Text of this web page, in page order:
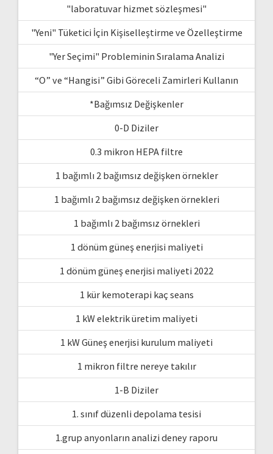
"laboratuvar hizmet sözleşmesi"
"Yeni" Tüketici İçin Kişiselleştirme ve Özelleştirme
"Yer Seçimi" Probleminin Sıralama Analizi
“O” ve “Hangisi” Gibi Göreceli Zamirleri Kullanın
*Bağımsız Değişkenler
0-D Diziler
0.3 mikron HEPA filtre
1 bağımlı 2 bağımsız değişken örnekler
1 bağımlı 2 bağımsız değişken örnekleri
1 bağımlı 2 bağımsız örnekleri
1 dönüm güneş enerjisi maliyeti
1 dönüm güneş enerjisi maliyeti 2022
1 kür kemoterapi kaç seans
1 kW elektrik üretim maliyeti
1 kW Güneş enerjisi kurulum maliyeti
1 mikron filtre nereye takılır
1-B Diziler
1. sınıf düzenli depolama tesisi
1.grup anyonların analizi deney raporu